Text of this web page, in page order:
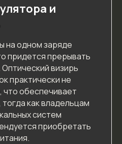
и
на одном заряде
придется прерывать
визирь
практически не
обеспечивает
как владельцам
систем
приобретать